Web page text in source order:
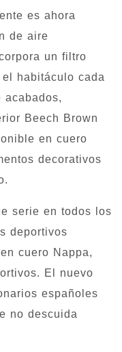
es ahora
de aire
un filtro
habitáculo cada
acabados,
Beech Brown
en cuero
decorativos
serie en todos los
deportivos
cuero Nappa,
El nuevo
españoles
no descuida